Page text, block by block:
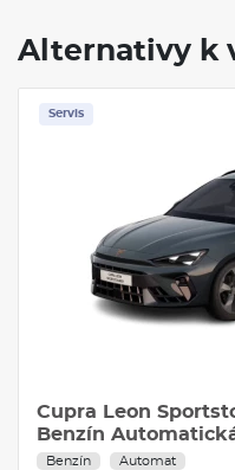
Alternativy k
Servis
Cupra Leon
Benzín
Benzín Automat